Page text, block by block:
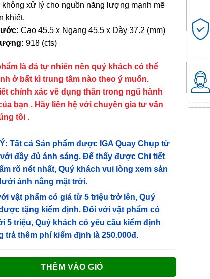
không xử lý cho nguồn năng lượng mạnh mẽ
khiết.
Cao 45.5 x Ngang 45.5 x Dày 37.2 (mm)
918 (cts)
là đá tự nhiên nên quý khách có thể
ở bất kì trung tâm nào theo ý muốn.
chính xác về dụng thần trong ngũ hành
bạn . Hãy liên hệ với chuyên gia tư vấn
tôi .
Tất cả Sản phẩm được IGA Quay Chụp từ
đầy đủ ánh sáng. Để thấy được Chi tiết
rõ nét nhất, Quý khách vui lòng xem sản
ánh nắng mặt trời.
vật phẩm có giá từ 5 triệu trở lên, Quý
tặng kiểm định. Đối với vật phẩm có
5 triệu, Quý khách có yêu cầu kiểm định
trả thêm phí kiểm định là 250.000đ.
THÊM VÀO GIỎ